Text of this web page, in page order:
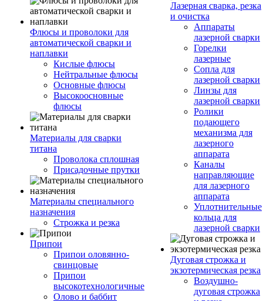
Флюсы и проволоки для
автоматической сварки и
наплавки
Кислые флюсы
Нейтральные флюсы
Основные флюсы
Высокоосновные
флюсы
Материалы для сварки
титана
Проволока сплошная
Присадочные прутки
Материалы специального
назначения
Строжка и резка
Припои
Припои оловянно-
свинцовые
Припои
высокотехнологичные
Олово и баббит
Лазерная сварка, резка
и очистка
Аппараты
лазерной сварки
Горелки
лазерные
Сопла для
лазерной сварки
Линзы для
лазерной сварки
Ролики
подающего
механизма для
лазерного
аппарата
Каналы
направляющие
для лазерного
аппарата
Уплотнительные
кольца для
лазерной сварки
Дуговая строжка и
экзотермическая резка
Воздушно-
дуговая строжка